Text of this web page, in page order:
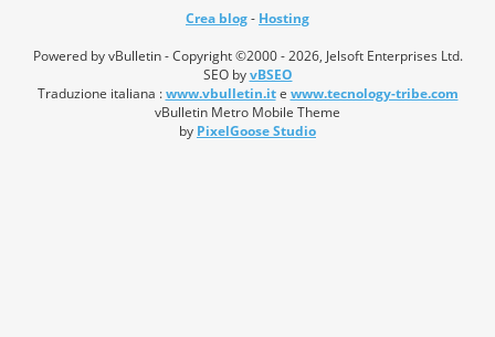
Crea blog- Hosting
Powered by vBulletin - Copyright ©2000 - 2026, Jelsoft Enterprises Ltd.
SEO byvBSEO
Traduzione italiana :www.vbulletin.ite www.tecnology-tribe.com
vBulletin Metro Mobile Theme
by PixelGoose Studio